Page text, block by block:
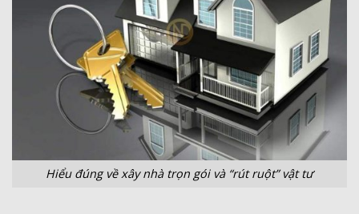
Hiểu đúng về xây nhà trọn gói và “rút ruột” vật tư